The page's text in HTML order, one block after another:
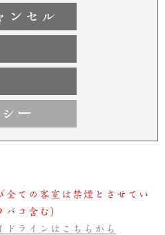
全ての客室は禁煙とさせてい
コ含む）
ラインはこちらから